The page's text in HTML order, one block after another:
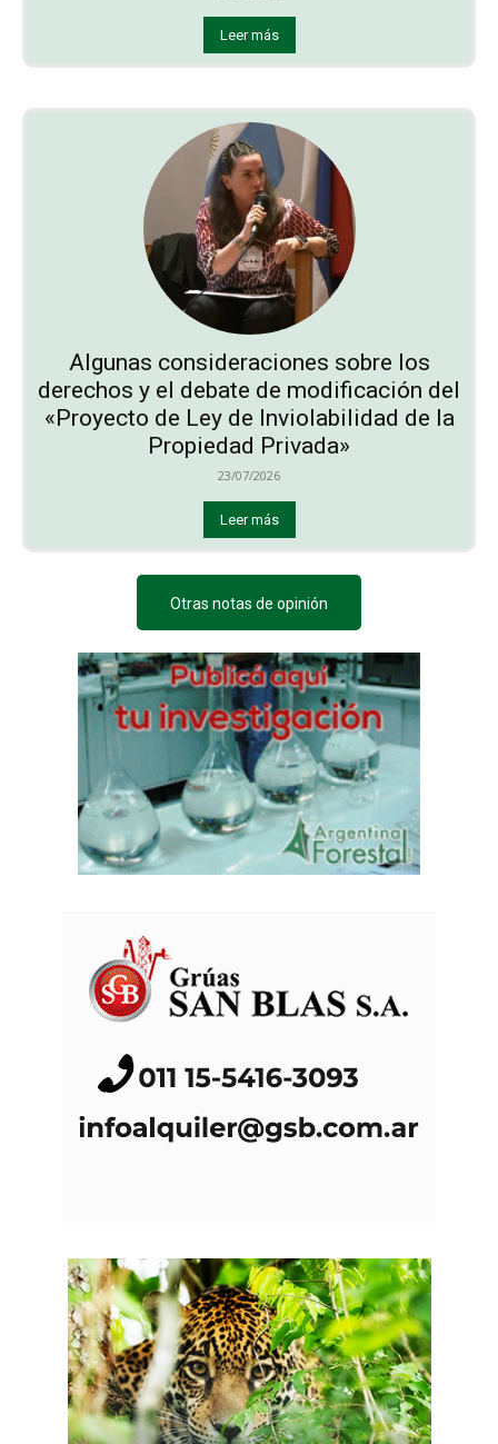
Leer más
Algunas consideraciones sobre los
derechos y el debate de modificación del
«Proyecto de Ley de Inviolabilidad de la
Propiedad Privada»
23/07/2026
Leer más
Otras notas de opinión